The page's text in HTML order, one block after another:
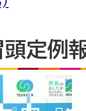
定例